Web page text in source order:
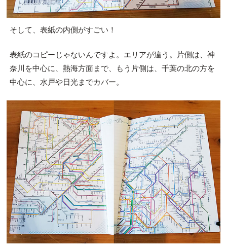
そして、表紙の内側がすごい！
表紙のコピーじゃないんですよ。エリアが違う。片側は、神
奈川を中心に、熱海方面まで、もう片側は、千葉の北の方を
中心に、水戸や日光までカバー。